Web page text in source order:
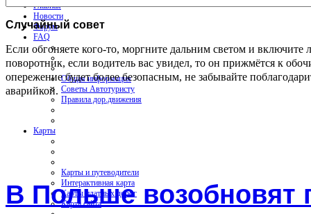
Главная
Новости
Форум
FAQ
Общая информация
Советы Автотуристу
Правила дор.движения
Карты
Карты и путеводители
Интерактивная карта
Карты платных дорог
Карта сайта
Случайный совет
Если обгоняете кого-то, моргните дальним светом и включите
поворотник, если водитель вас увидел, то он прижмётся к
опережение будет более безопасным, не забывайте
аварийкой.
В Польше возобновят